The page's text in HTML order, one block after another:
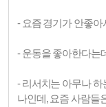
- 요즘 경기가 안좋
- 운동을 좋아한다는
- 리서치는 아무나 하
나인데, 요즘 사람들